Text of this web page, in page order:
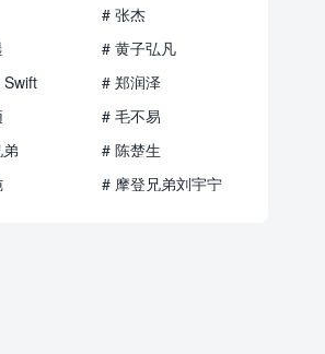
# 张杰
# 黄子弘凡
# 郑润泽
# 毛不易
# 陈楚生
# 摩登兄弟刘宇宁